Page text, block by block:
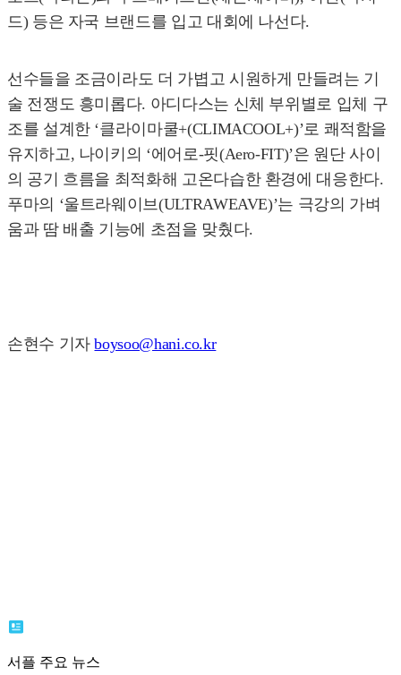
드) 등은 자국 브랜드를 입고 대회에 나선다.
선수들을 조금이라도 더 가볍고 시원하게 만들려는 기
술 전쟁도 흥미롭다. 아디다스는 신체 부위별로 입체 구
조를 설계한 ‘클라이마쿨+(CLIMACOOL+)’로 쾌적함을
유지하고, 나이키의 ‘에어로-핏(Aero-FIT)’은 원단 사이
의 공기 흐름을 최적화해 고온다습한 환경에 대응한다.
푸마의 ‘울트라웨이브(ULTRAWEAVE)’는 극강의 가벼
움과 땀 배출 기능에 초점을 맞췄다.
손현수 기자boysoo@hani.co.kr
서플 주요 뉴스